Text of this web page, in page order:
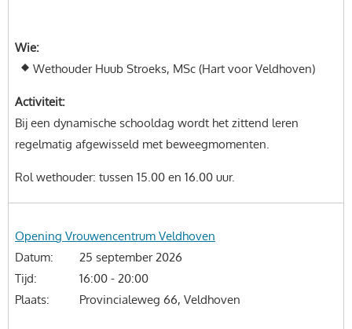
Wie
Wethouder Huub Stroeks, MSc (Hart voor Veldhoven)
Activiteit
Bij een dynamische schooldag wordt het zittend leren
regelmatig afgewisseld met beweegmomenten.
Rol wethouder: tussen 15.00 en 16.00 uur.
Onderwerp
Opening Vrouwencentrum Veldhoven
Datum
25 september 2026
Tijd
16:00 - 20:00
Plaats
Provincialeweg 66, Veldhoven